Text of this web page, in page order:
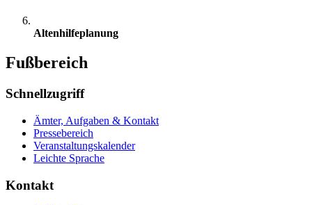
Altenhilfeplanung
Fußbereich
Schnellzugriff
Ämter, Aufgaben & Kontakt
Pressebereich
Veranstaltungskalender
Leichte Sprache
Kontakt